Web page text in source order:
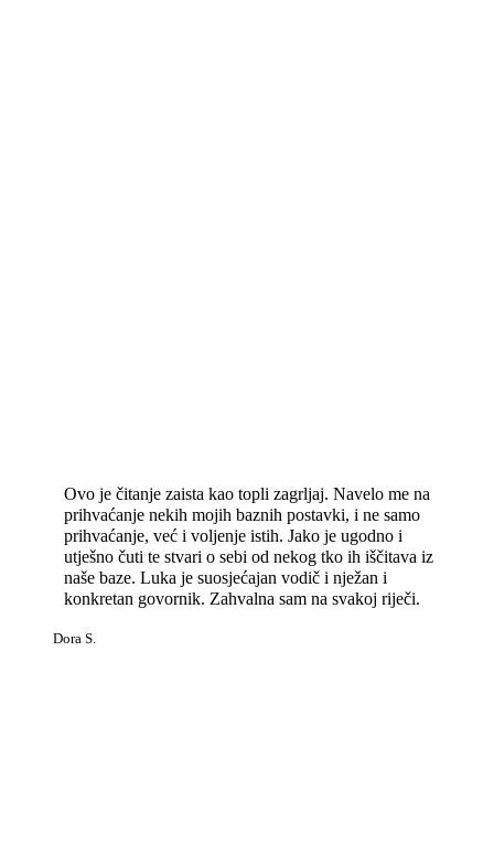
Ovo je čitanje zaista kao topli zagrljaj. Navelo me na
prihvaćanje nekih mojih baznih postavki, i ne samo
prihvaćanje, već i voljenje istih. Jako je ugodno i
utješno čuti te stvari o sebi od nekog tko ih iščitava iz
naše baze. Luka je suosjećajan vodič i nježan i
konkretan govornik. Zahvalna sam na svakoj riječi.
Dora S.